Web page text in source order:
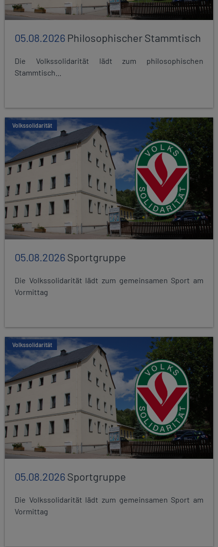
05.08.2026 Philosophischer Stammtisch
Die Volkssolidarität lädt zum philosophischen
Stammtisch...
Volkssolidarität
05.08.2026Sportgruppe
Die Volkssolidarität lädt zum gemeinsamen Sport am
Vormittag
Volkssolidarität
05.08.2026Sportgruppe
Die Volkssolidarität lädt zum gemeinsamen Sport am
Vormittag